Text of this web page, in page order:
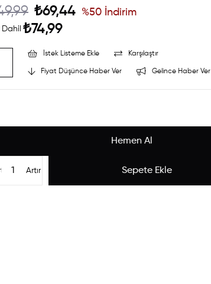
₺69,44
Dahil ₺74,99
%50İndirim
İstek Listeme Ekle Karşılaştır
Fiyat Düşünce Haber Ver Gelince Haber Ver
Artır